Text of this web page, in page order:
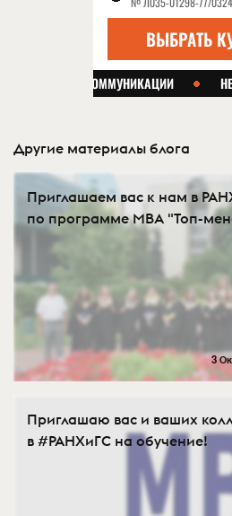
Другие материалы блога
Приглашаем вас к нам в
по программе МВА "Топ-
3
Приглашаю вас и ваших
в #РАНХиГС на обучение!